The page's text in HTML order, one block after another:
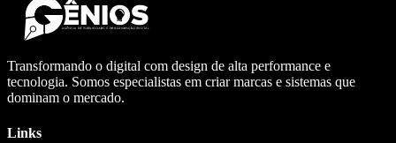
Transformando o digital com design de alta performance e
tecnologia. Somos especialistas em criar marcas e sistemas que
dominam o mercado.
Links